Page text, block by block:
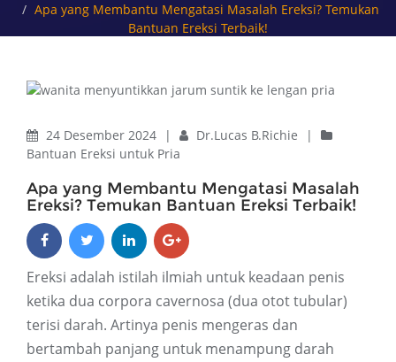
Apa yang Membantu Mengatasi Masalah Ereksi? Temukan
Bantuan Ereksi Terbaik!
24 Desember 2024 | Dr.Lucas B.Richie
|
Bantuan Ereksi untuk Pria
Apa yang Membantu Mengatasi Masalah
Ereksi? Temukan Bantuan Ereksi Terbaik!
Ereksi adalah istilah ilmiah untuk keadaan penis
ketika dua corpora cavernosa (dua otot tubular)
terisi darah. Artinya penis mengeras dan
bertambah panjang untuk menampung darah